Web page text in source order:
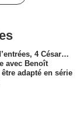
4 César…
avec Benoît
adapté en série